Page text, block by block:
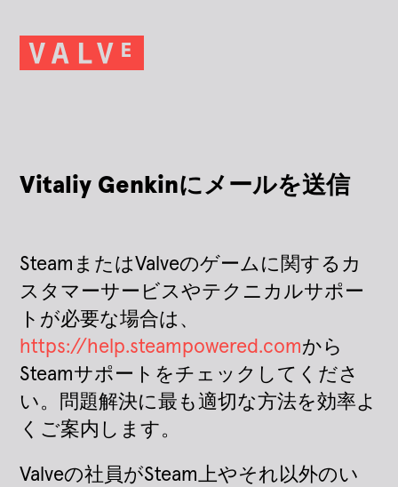
Vitaliy Genkinにメールを送信
SteamまたはValveのゲームに関するカ
スタマーサービスやテクニカルサポー
トが必要な場合は、
https://help.steampowered.comから
Steamサポートをチェックしてくださ
い。問題解決に最も適切な方法を効率よ
くご案内します。
Valveの社員がSteam上やそれ以外のい